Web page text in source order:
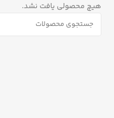
هیچ محصولی یافت نشد.